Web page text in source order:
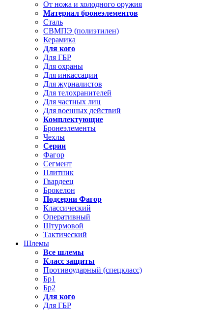
От ножа и холодного оружия
Материал бронеэлементов
Сталь
СВМПЭ (полиэтилен)
Керамика
Для кого
Для ГБР
Для охраны
Для инкассации
Для журналистов
Для телохранителей
Для частных лиц
Для военных действий
Комплектующие
Бронеэлементы
Чехлы
Серии
Фагор
Сегмент
Плитник
Гвардеец
Брокелон
Подсерии Фагор
Классический
Оперативный
Штурмовой
Тактический
Шлемы
Все шлемы
Класс защиты
Противоударный (спецкласс)
Бр1
Бр2
Для кого
Для ГБР